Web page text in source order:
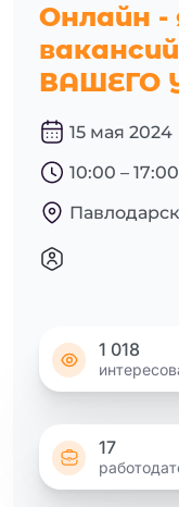
Онлайн -
ВАШЕГО
15 мая 2024
10:00 – 17:00
1 018
17